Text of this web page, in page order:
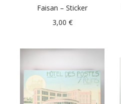
Faisan – Sticker
3,00 €